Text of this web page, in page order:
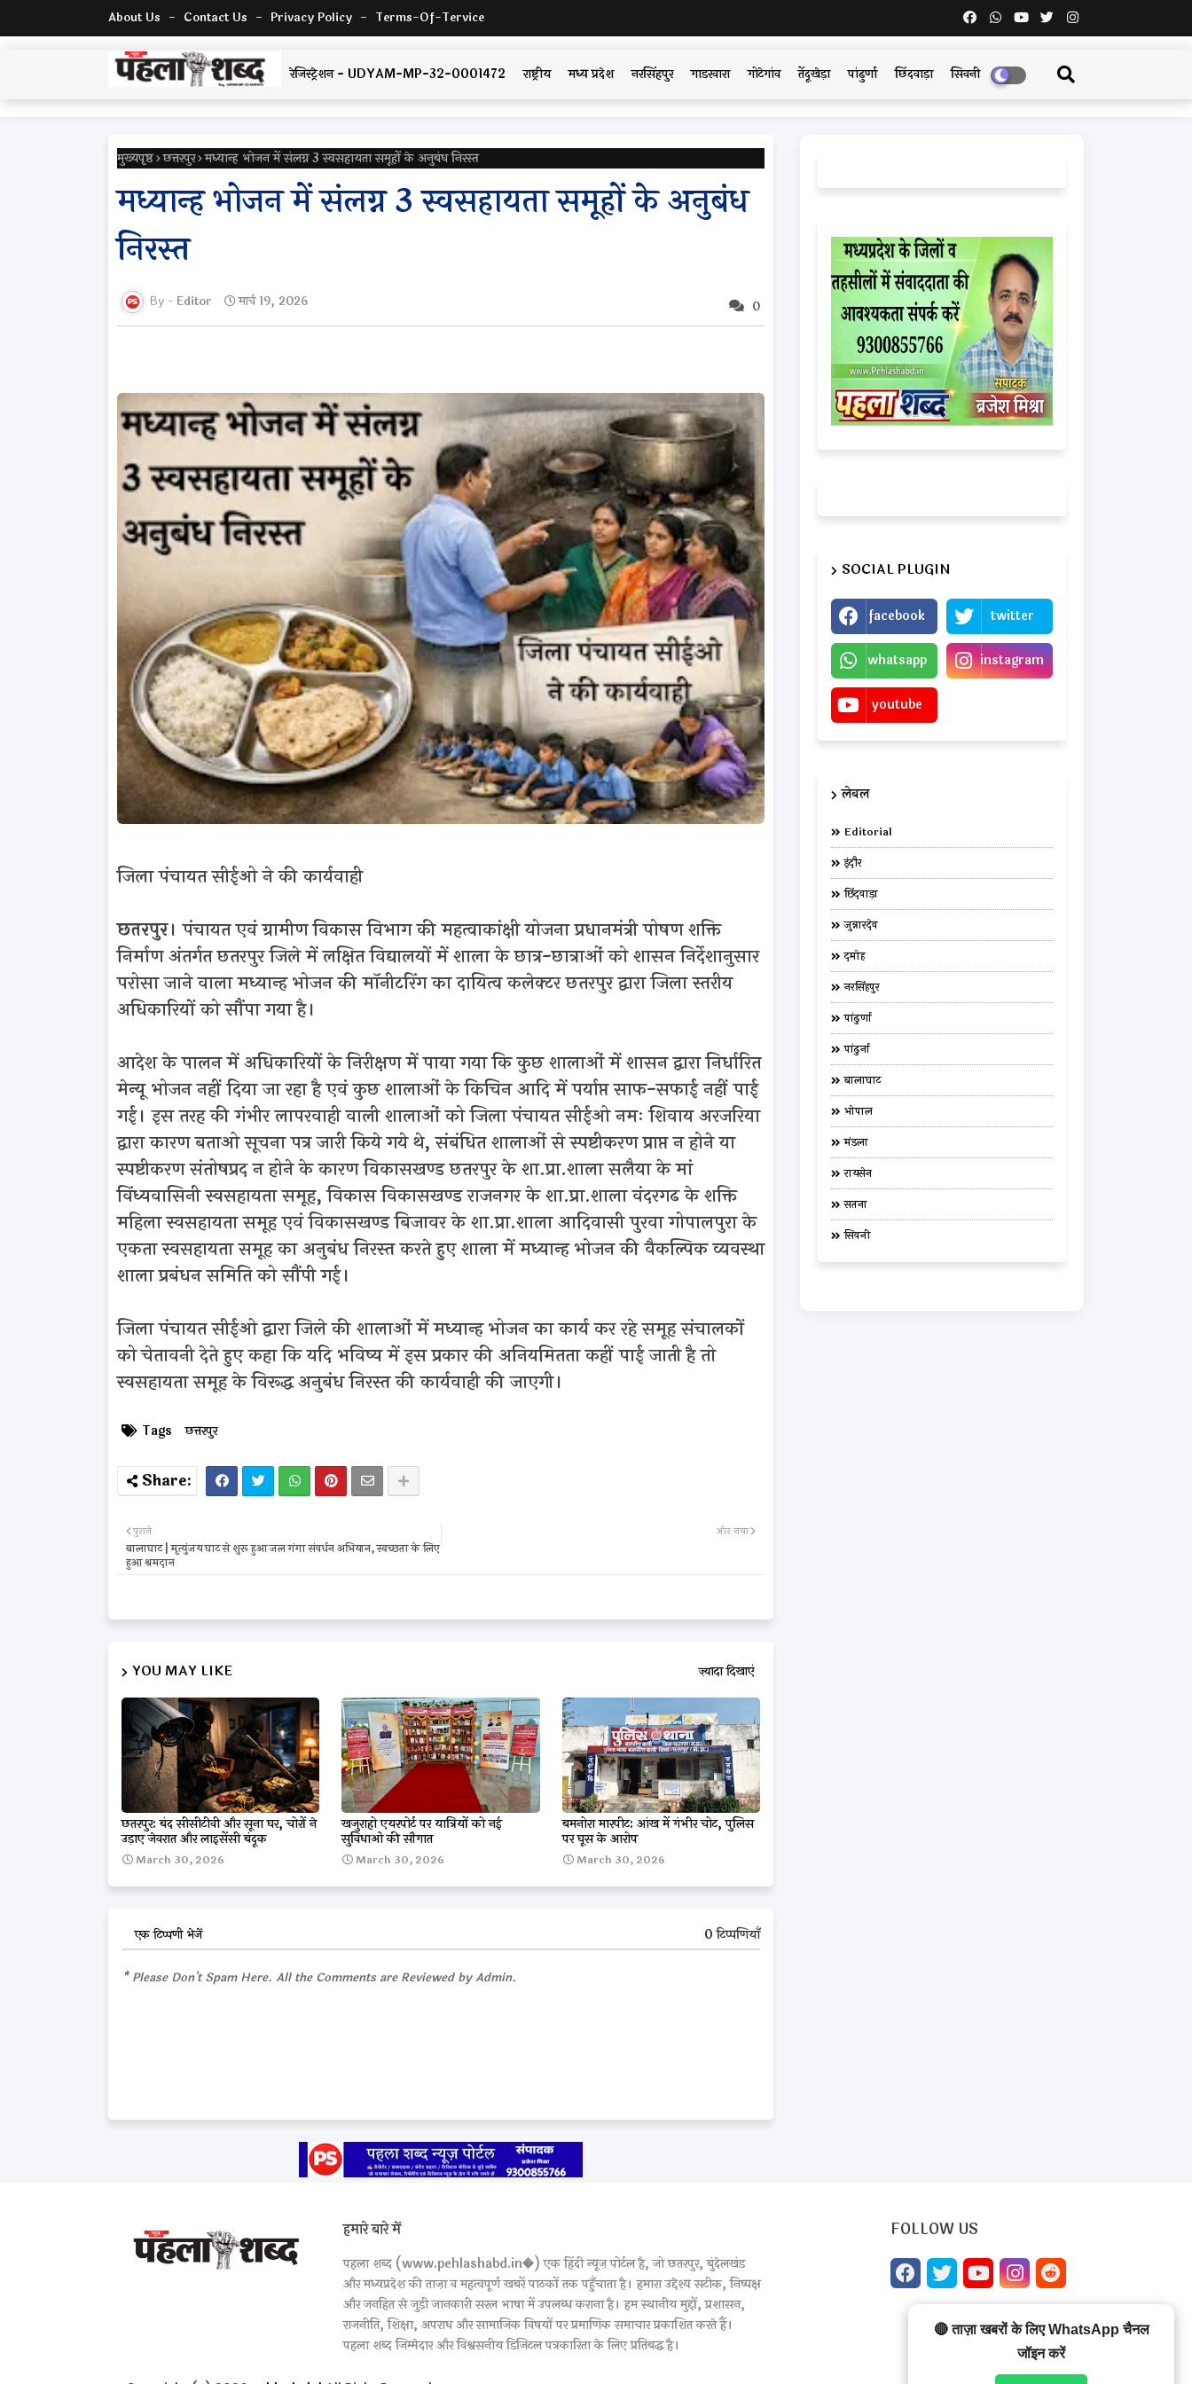
About Us Contact Us Privacy Policy Terms-Of-Tervice
रेजिस्ट्रेशन - UDYAM-MP-32-0001472 राष्ट्रीय मध्य प्रदेश नरसिंहपुर गाडरवारा गोटेगांव तेंदूखेड़ा पांढुर्णा छिंदवाड़ा सिवनी
मुख्यपृष्ठ छत्तरपुर मध्यान्ह भोजन में संलग्न 3 स्वसहायता समूहों के अनुबंध निरस्त
मध्यान्ह भोजन में संलग्न 3 स्वसहायता समूहों के अनुबंध
निरस्त
0
Editor मार्च 19, 2026
जिला पंचायत सीईओ ने की कार्यवाही
छतरपुर। पंचायत एवं ग्रामीण विकास विभाग की महत्वाकांक्षी योजना प्रधानमंत्री पोषण शक्ति
निर्माण अंतर्गत छतरपुर जिले में लक्षित विद्यालयों में शाला के छात्र-छात्राओं को शासन निर्देशानुसार
परोसा जाने वाला मध्यान्ह भोजन की माॅनीटरिंग का दायित्व कलेक्टर छतरपुर द्वारा जिला स्तरीय
अधिकारियों को सौंपा गया है।
आदेश के पालन में अधिकारियों के निरीक्षण में पाया गया कि कुछ शालाओं में शासन द्वारा निर्धारित
मेन्यू भोजन नहीं दिया जा रहा है एवं कुछ शालाओं के किचिन आदि में पर्याप्त साफ-सफाई नहीं पाई
गई। इस तरह की गंभीर लापरवाही वाली शालाओं को जिला पंचायत सीईओ नमः शिवाय अरजरिया
द्वारा कारण बताओ सूचना पत्र जारी किये गये थे, संबंधित शालाओं से स्पष्टीकरण प्राप्त न होने या
स्पष्टीकरण संतोषप्रद न होने के कारण विकासखण्ड छतरपुर के शा.प्रा.शाला सलैया के मां
विंध्यवासिनी स्वसहायता समूह, विकास विकासखण्ड राजनगर के शा.प्रा.शाला वंदरगढ के शक्ति
महिला स्वसहायता समूह एवं विकासखण्ड बिजावर के शा.प्रा.शाला आदिवासी पुरवा गोपालपुरा के
एकता स्वसहायता समूह का अनुबंध निरस्त करते हुए शाला में मध्यान्ह भोजन की वैकल्पिक व्यवस्था
शाला प्रबंधन समिति को सौंपी गई।
जिला पंचायत सीईओ द्वारा जिले की शालाओं में मध्यान्ह भोजन का कार्य कर रहे समूह संचालकों
को चेतावनी देते हुए कहा कि यदि भविष्य में इस प्रकार की अनियमितता कहीं पाई जाती है तो
स्वसहायता समूह के विरूद्ध अनुबंध निरस्त की कार्यवाही की जाएगी।
Tags छत्तरपुर
और नया
पुराने
बालाघाट | मृत्युंजय घाट से शुरू हुआ जल गंगा संवर्धन अभियान, स्वच्छता के लिए
हुआ श्रमदान
YOU MAY LIKE ज़्यादा दिखाएं
छतरपुर: बंद सीसीटीवी और सूना घर, चोरों ने
उड़ाए जेवरात और लाइसेंसी बंदूक
March 30, 2026
खजुराहो एयरपोर्ट पर यात्रियों को नई
सुविधाओं की सौगात
March 30, 2026
बमनोरा मारपीट: आंख में गंभीर चोट, पुलिस
पर घूस के आरोप
March 30, 2026
एक टिप्पणी भेजें 0 टिप्पणियाँ
* Please Don't Spam Here. All the Comments are Reviewed by Admin.
🔴 ताज़ा खबरों के लिए WhatsApp चैनल
जॉइन करें
SOCIAL PLUGIN
facebook twitter
whatsapp instagram
youtube
लेबल
Editorial
इंदौर
छिंदवाड़ा
जुन्नारदेव
दमोह
नरसिंहपुर
पांढुर्णा
पांढुर्ना
बालाघाट
भोपाल
मंडला
रायसेन
सतना
सिवनी
हमारे बारे में
पहला शब्द (www.pehlashabd.in�) एक हिंदी न्यूज़ पोर्टल है, जो छतरपुर, बुंदेलखंड
और मध्यप्रदेश की ताज़ा व महत्वपूर्ण खबरें पाठकों तक पहुँचाता है। हमारा उद्देश्य सटीक, निष्पक्ष
और जनहित से जुड़ी जानकारी सरल भाषा में उपलब्ध कराना है। हम स्थानीय मुद्दों, प्रशासन,
राजनीति, शिक्षा, अपराध और सामाजिक विषयों पर प्रमाणिक समाचार प्रकाशित करते हैं।
पहला शब्द जिम्मेदार और विश्वसनीय डिजिटल पत्रकारिता के लिए प्रतिबद्ध है।
FOLLOW US